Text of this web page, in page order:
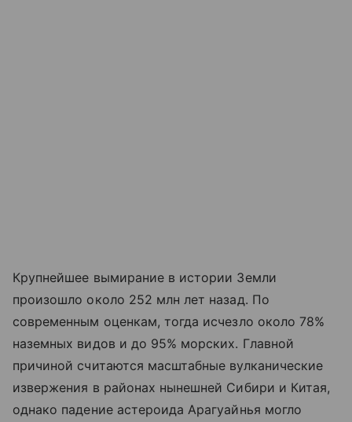
Крупнейшее вымирание в истории Земли
произошло около 252 млн лет назад. По
современным оценкам, тогда исчезло около 78%
наземных видов и до 95% морских. Главной
причиной считаются масштабные вулканические
извержения в районах нынешней Сибири и Китая,
однако падение астероида Арагуайнья могло